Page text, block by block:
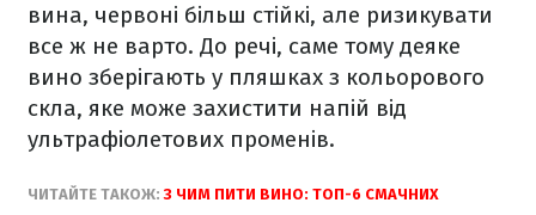
вина, червоні більш стійкі, але ризикувати
все ж не варто. До речі, саме тому деяке
вино зберігають у пляшках з кольорового
скла, яке може захистити напій від
ультрафіолетових променів.
ЧИТАЙТЕ ТАКОЖ:З ЧИМ ПИТИ ВИНО: ТОП-6 СМАЧНИХ